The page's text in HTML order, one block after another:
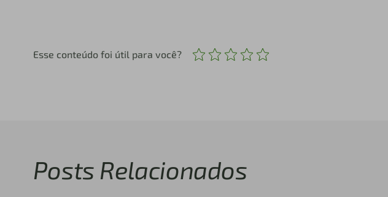
Esse conteúdo foi útil para você?
Posts Relacionados